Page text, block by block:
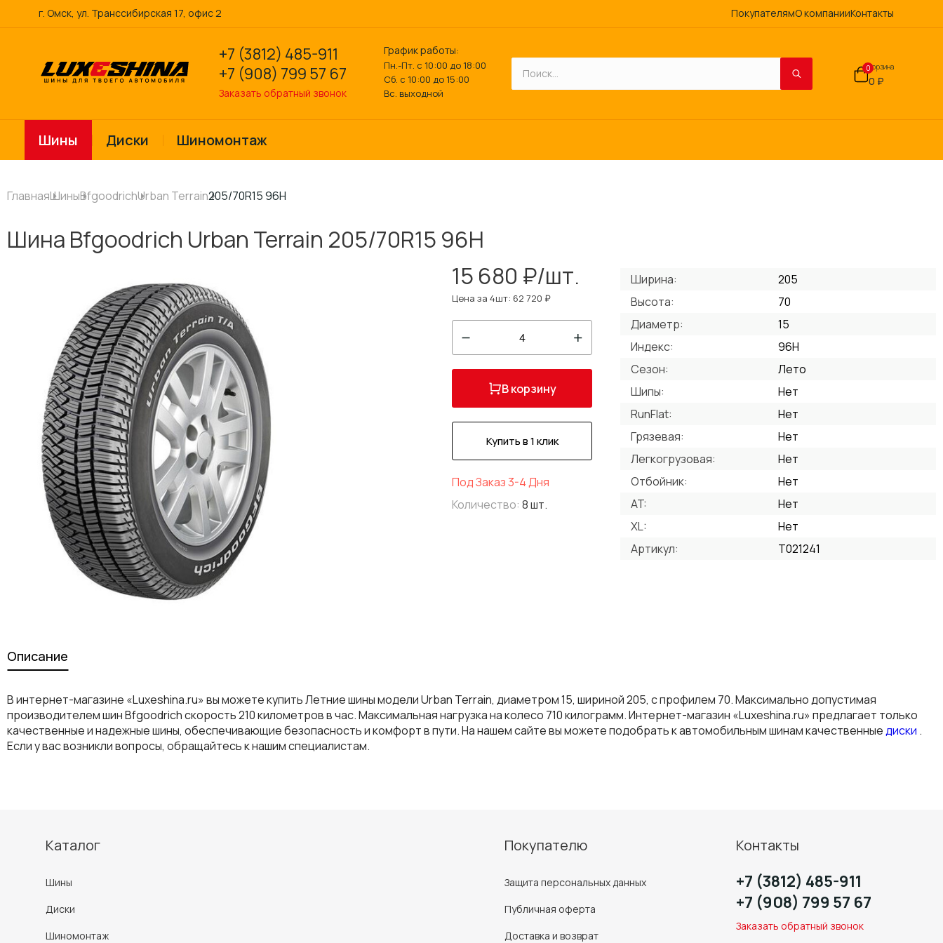
г. Омск, ул. Транссибирская 17, офис 2 ПокупателямО компанииКонтакты
+7 (3812) 485-911
+7 (908) 799 57 67
Заказать обратный звонок
График работы:
Пн.-Пт. с 10:00 до 18:00
Сб. с 10:00 до 15:00
Вс. выходной
0Корзина
0 ₽
Шины Диски Шиномонтаж
ГлавнаяШиныBfgoodrichUrban Terrain205/70R15 96H
Шина Bfgoodrich Urban Terrain 205/70R15 96H
15 680 ₽/шт.
Цена за 4шт: 62 720 ₽
4
В корзину
Купить в 1 клик
Под Заказ 3-4 Дня
Количество: 8 шт.
Ширина:
205
Высота:
70
Диаметр:
15
Индекс:
96H
Сезон:
Лето
Шипы:
Нет
RunFlat:
Нет
Грязевая:
Нет
Легкогрузовая:
Нет
Отбойник:
Нет
AT:
Нет
XL:
Нет
Артикул:
T021241
Описание
В интернет-магазине «Luxeshina.ru» вы можете купить Летние шины модели Urban Terrain, диаметром 15, шириной 205, с профилем 70. Максимально допустимая
производителем шин Bfgoodrich скорость 210 километров в час. Максимальная нагрузка на колесо 710 килограмм. Интернет-магазин «Luxeshina.ru» предлагает только
качественные и надежные шины, обеспечивающие безопасность и комфорт в пути. На нашем сайте вы можете подобрать к автомобильным шинам качественныедиски .
Если у вас возникли вопросы, обращайтесь к нашим специалистам.
Каталог
Шины
Диски
Шиномонтаж
Покупателю
Защита персональных данных
Публичная оферта
Доставка и возврат
Контакты
+7 (3812) 485-911
+7 (908) 799 57 67
Заказать обратный звонок